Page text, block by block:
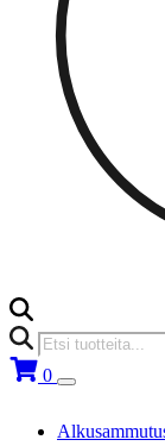
Products
search
0